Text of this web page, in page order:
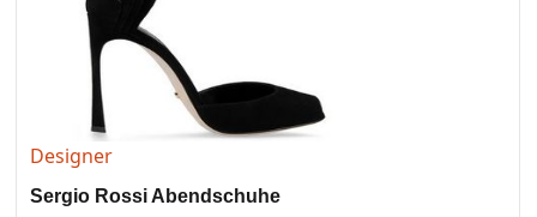
Designer
Sergio Rossi Abendschuhe